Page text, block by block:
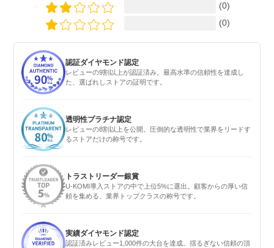
(0)
(0)
認証ダイヤモンド認定
レビューの9割以上が認証済み。最高水準の信頼性を達成し
た、選ばれしストアの証明です。
透明性プラチナ認定
レビューの8割以上を公開。圧倒的な透明性で業界をリードす
るストアだけの称号です。
トラストリーダー銀賞
U-KOMI導入ストアの中で上位5%に選出。顧客からの厚い信
頼を集める、業界トップクラスの称号です。
実績ダイヤモンド認定
認証済みレビュー1,000件の大台を達成。揺るぎない信頼の頂